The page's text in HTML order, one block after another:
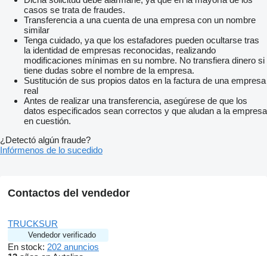
casos se trata de fraudes.
Transferencia a una cuenta de una empresa con un nombre
similar
Tenga cuidado, ya que los estafadores pueden ocultarse tras
la identidad de empresas reconocidas, realizando
modificaciones mínimas en su nombre. No transfiera dinero si
tiene dudas sobre el nombre de la empresa.
Sustitución de sus propios datos en la factura de una empresa
real
Antes de realizar una transferencia, asegúrese de que los
datos especificados sean correctos y que aludan a la empresa
en cuestión.
¿Detectó algún fraude?
Infórmenos de lo sucedido
Contactos del vendedor
TRUCKSUR
Vendedor verificado
En stock: 202 anuncios